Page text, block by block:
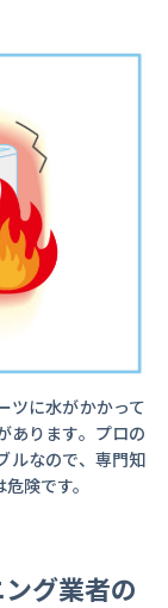
ツに水がかかって
あります。プロの
ルなので、専門知
険です。
グ業者の